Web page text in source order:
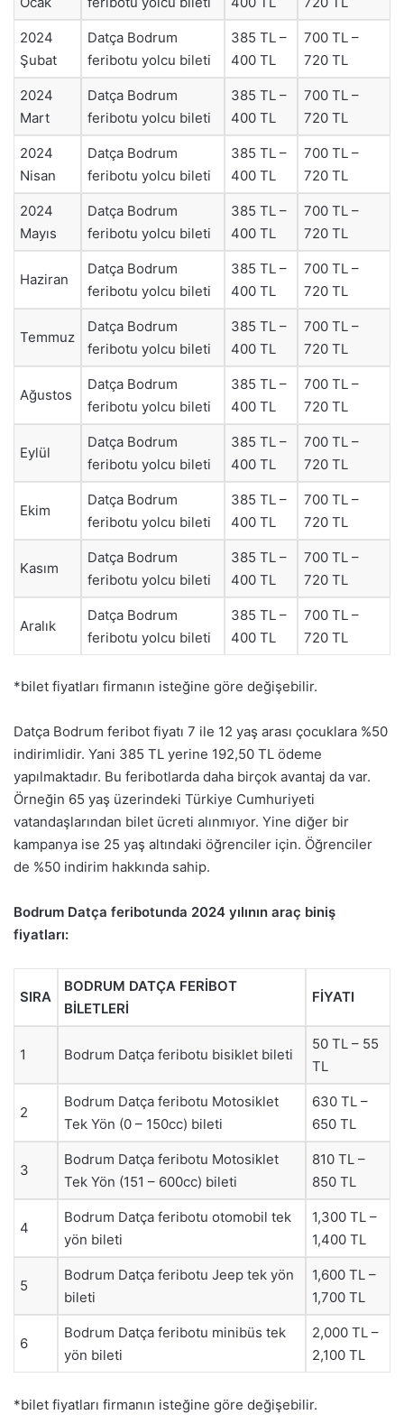
2024
Şubat
Datça Bodrum
feribotu yolcu bileti
385 TL –
400 TL
700 TL –
720 TL
2024
Mart
Datça Bodrum
feribotu yolcu bileti
385 TL –
400 TL
700 TL –
720 TL
2024
Nisan
Datça Bodrum
feribotu yolcu bileti
385 TL –
400 TL
700 TL –
720 TL
2024
Mayıs
Datça Bodrum
feribotu yolcu bileti
385 TL –
400 TL
700 TL –
720 TL
Haziran
Datça Bodrum
feribotu yolcu bileti
385 TL –
400 TL
700 TL –
720 TL
Temmuz
Datça Bodrum
feribotu yolcu bileti
385 TL –
400 TL
700 TL –
720 TL
Ağustos
Datça Bodrum
feribotu yolcu bileti
385 TL –
400 TL
700 TL –
720 TL
Eylül
Datça Bodrum
feribotu yolcu bileti
385 TL –
400 TL
700 TL –
720 TL
Ekim
Datça Bodrum
feribotu yolcu bileti
385 TL –
400 TL
700 TL –
720 TL
Kasım
Datça Bodrum
feribotu yolcu bileti
385 TL –
400 TL
700 TL –
720 TL
Aralık
Datça Bodrum
feribotu yolcu bileti
385 TL –
400 TL
700 TL –
720 TL
*bilet fiyatları firmanın isteğine göre değişebilir.
Datça Bodrum feribot fiyatı 7 ile 12 yaş arası çocuklara %50
indirimlidir. Yani 385 TL yerine 192,50 TL ödeme
yapılmaktadır. Bu feribotlarda daha birçok avantaj da var.
Örneğin 65 yaş üzerindeki Türkiye Cumhuriyeti
vatandaşlarından bilet ücreti alınmıyor. Yine diğer bir
kampanya ise 25 yaş altındaki öğrenciler için. Öğrenciler
de %50 indirim hakkında sahip.
Bodrum Datça feribotunda 2024 yılının araç biniş
fiyatları:
SIRA
BODRUM DATÇA FERİBOT
BİLETLERİ
FİYATI
1 Bodrum Datça feribotu bisiklet bileti
50 TL – 55
TL
2
Bodrum Datça feribotu Motosiklet
Tek Yön (0 – 150cc) bileti
630 TL –
650 TL
3
Bodrum Datça feribotu Motosiklet
Tek Yön (151 – 600cc) bileti
810 TL –
850 TL
4
Bodrum Datça feribotu otomobil tek
yön bileti
1,300 TL –
1,400 TL
5
Bodrum Datça feribotu Jeep tek yön
bileti
1,600 TL –
1,700 TL
6
Bodrum Datça feribotu minibüs tek
yön bileti
2,000 TL –
2,100 TL
*bilet fiyatları firmanın isteğine göre değişebilir.